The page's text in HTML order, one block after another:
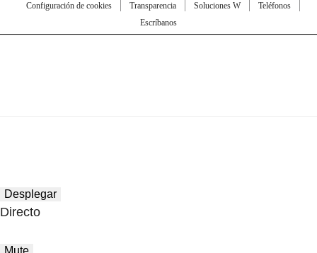
Configuración de cookies
Transparencia Soluciones W
Teléfonos
Escríbanos
Desplegar
Directo